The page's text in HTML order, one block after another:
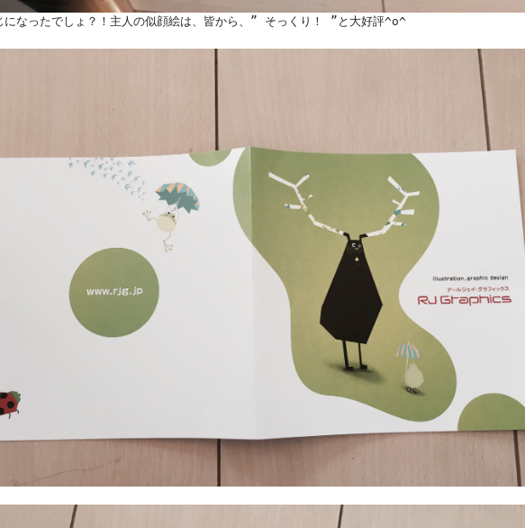
になったでしょ？！主人の似顔絵は、皆から、” そっくり！ ”と大好評^o^